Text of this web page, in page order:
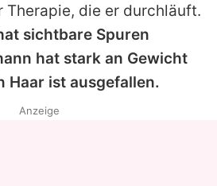
Therapie, die er durchläuft.
sichtbare Spuren
hat stark an Gewicht
Haar ist ausgefallen.
Anzeige